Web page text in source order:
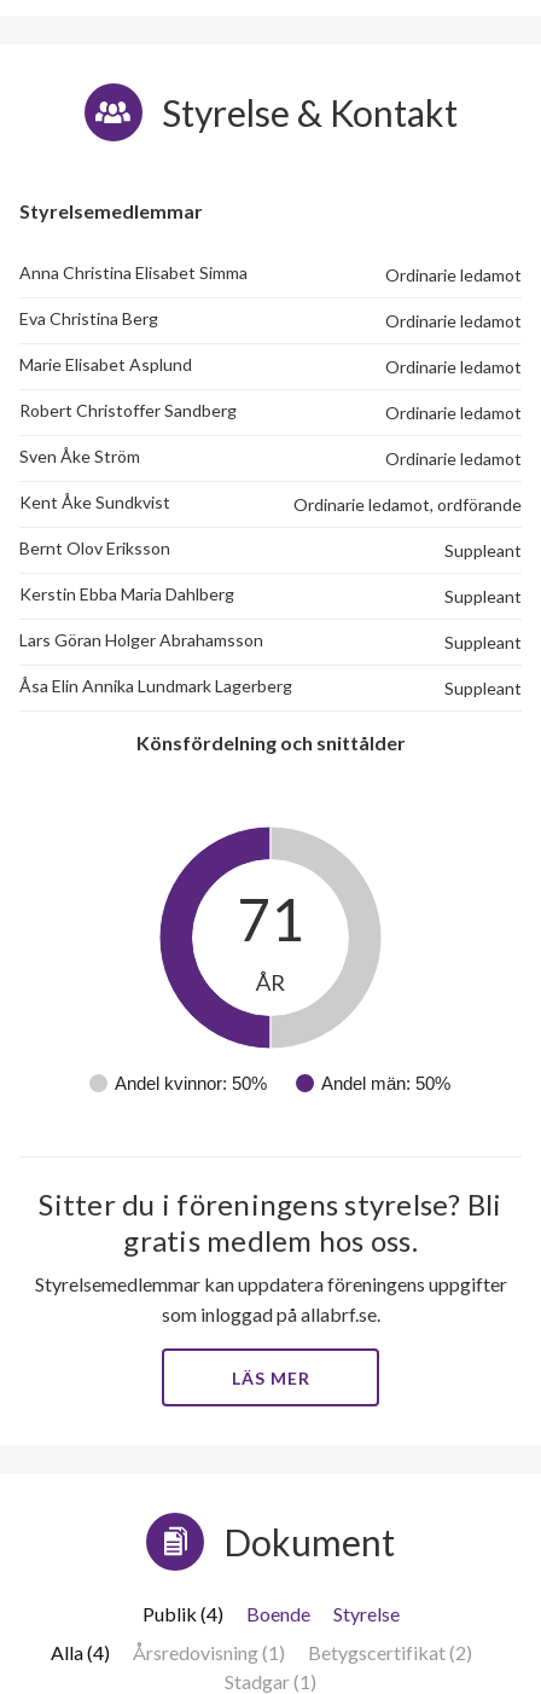
75
Styrelse & Kontakt
Styrelsemedlemmar
Anna Christina Elisabet Simma Ordinarie ledamot
Eva Christina Berg Ordinarie ledamot
Marie Elisabet Asplund Ordinarie ledamot
Robert Christoffer Sandberg Ordinarie ledamot
Sven Åke Ström Ordinarie ledamot
Kent Åke Sundkvist Ordinarie ledamot, ordförande
Bernt Olov Eriksson Suppleant
Kerstin Ebba Maria Dahlberg Suppleant
Lars Göran Holger Abrahamsson Suppleant
Åsa Elin Annika Lundmark Lagerberg Suppleant
Könsfördelning och snittålder
Andel kvinnor: 50% Andel män: 50%
71
ÅR
Sitter du i föreningens styrelse? Bli
gratis medlem hos oss.
Styrelsemedlemmar kan uppdatera föreningens uppgifter
som inloggad på allabrf.se.
LÄS MER
Dokument
Publik (4) Boende
Styrelse
Alla (4)
Årsredovisning (1)
Betygscertifikat (2)
Stadgar (1)